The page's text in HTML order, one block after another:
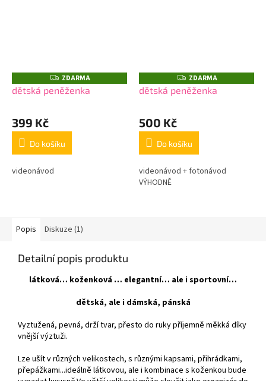
Z
D
A
ZDARMA
dětská peněženka
399 Kč
Do košíku
videonávod
Z
D
A
ZDARMA
dětská peněženka
500 Kč
Do košíku
videonávod + fotonávod
VÝHODNĚ
Popis Diskuze (1)
Detailní popis produktu
látková… koženková … elegantní… ale i sportovní…
dětská, ale i dámská, pánská
Vyztužená, pevná, drží tvar, přesto do ruky příjemně měkká díky
vnější výztuži.
Lze ušít v různých velikostech, s různými kapsami, přihrádkami,
přepážkami...ideálně látkovou, ale i kombinace s koženkou bude